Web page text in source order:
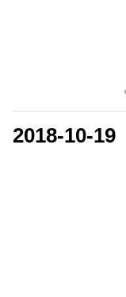
2018-10-19